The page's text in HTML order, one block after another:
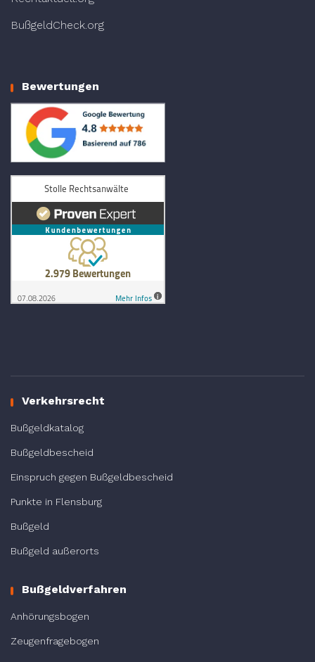
BußgeldCheck.org
Bewertungen
Verkehrsrecht
Bußgeldkatalog
Bußgeldbescheid
Einspruch gegen Bußgeldbescheid
Punkte in Flensburg
Bußgeld
Bußgeld außerorts
Bußgeldverfahren
Anhörungsbogen
Zeugenfragebogen